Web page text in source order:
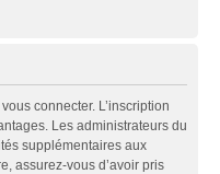
connecter. L’inscription
Les administrateurs du
supplémentaires aux
assurez-vous d’avoir pris